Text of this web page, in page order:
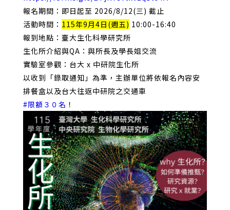
報名期間：即日起至 2026/8/12(三) 截止
活動時間： 115年9月4日 (週五) 10:00-16:40
報到地點：臺大生化科學研究所
生化所介紹與QA：與所長及學長姐交流
實驗室參觀：台大 x 中研院生化所
以收到「錄取通知」為準，主辦單位將依報名內容安
排餐盒以及台大往返中研院之交通車
#限額３０名 ！